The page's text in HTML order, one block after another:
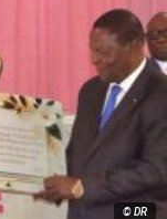
© DR